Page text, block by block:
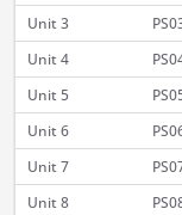
Unit 3
Unit 4
Unit 5
Unit 6
Unit 7
Unit 8